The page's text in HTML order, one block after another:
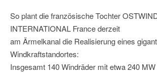
So plant die französische Tochter
INTERNATIONAL France derzeit
am Ärmelkanal die Realisierung eines
Windkraftstandortes:
Insgesamt 140 Windräder mit etwa 240